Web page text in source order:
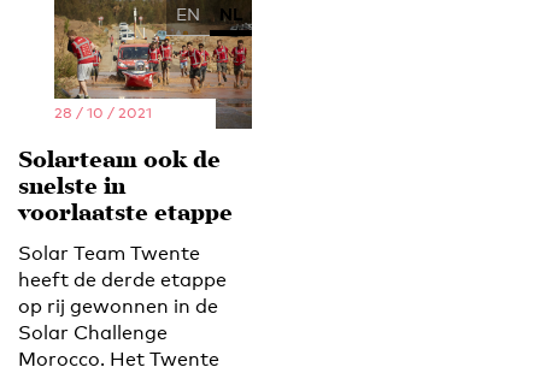
EN NL
28 / 10 / 2021
Solarteam ook de
snelste in
voorlaatste etappe
Solar Team Twente
heeft de derde etappe
op rij gewonnen in de
Solar Challenge
Morocco. Het Twente